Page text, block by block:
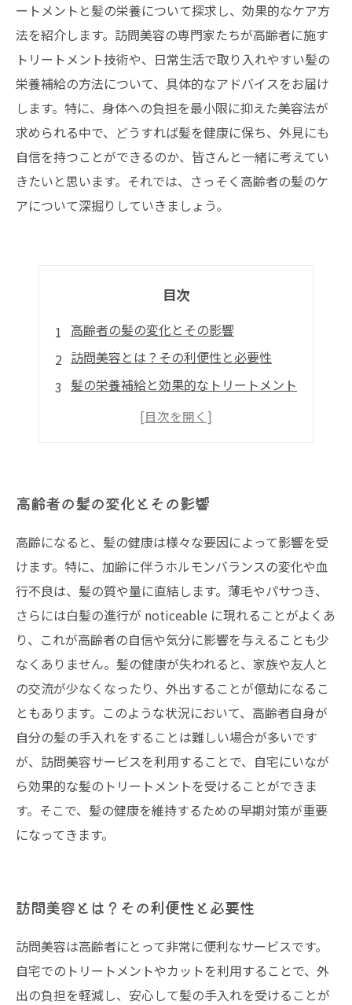
ートメントと髪の栄養について探求し、効果的なケア方
法を紹介します。訪問美容の専門家たちが高齢者に施す
トリートメント技術や、日常生活で取り入れやすい髪の
栄養補給の方法について、具体的なアドバイスをお届け
します。特に、身体への負担を最小限に抑えた美容法が
求められる中で、どうすれば髪を健康に保ち、外見にも
自信を持つことができるのか、皆さんと一緒に考えてい
きたいと思います。それでは、さっそく高齢者の髪のケ
アについて深掘りしていきましょう。
目次
高齢者の髪の変化とその影響
訪問美容とは？その利便性と必要性
髪の栄養補給と効果的なトリートメント
生活習慣と髪の健康
高齢者の髪の変化とその影響
高齢になると、髪の健康は様々な要因によって影響を受
けます。特に、加齢に伴うホルモンバランスの変化や血
行不良は、髪の質や量に直結します。薄毛やパサつき、
さらには白髪の進行が noticeable に現れることがよくあ
り、これが高齢者の自信や気分に影響を与えることも少
なくありません。髪の健康が失われると、家族や友人と
の交流が少なくなったり、外出することが億劫になるこ
ともあります。このような状況において、高齢者自身が
自分の髪の手入れをすることは難しい場合が多いです
が、訪問美容サービスを利用することで、自宅にいなが
ら効果的な髪のトリートメントを受けることができま
す。そこで、髪の健康を維持するための早期対策が重要
になってきます。
訪問美容とは？その利便性と必要性
訪問美容は高齢者にとって非常に便利なサービスです。
自宅でのトリートメントやカットを利用することで、外
出の負担を軽減し、安心して髪の手入れを受けることが